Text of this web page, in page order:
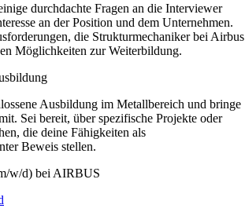
durchdachte Fragen an die Interviewer
an der Position und dem Unternehmen.
die Strukturmechaniker bei Airbus
Möglichkeiten zur Weiterbildung.
Ausbildung im Metallbereich und bringe
Sei bereit, über spezifische Projekte oder
die deine Fähigkeiten als
Beweis stellen.
w/d) bei AIRBUS